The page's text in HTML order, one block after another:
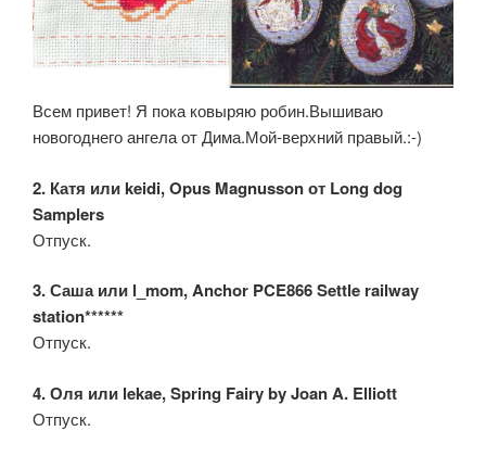
Всем привет! Я пока ковыряю робин.Вышиваю
новогоднего ангела от Дима.Мой-верхний правый.:-)
2. Катя или keidi, Opus Magnusson от Long dog
Samplers
Отпуск.
3. Саша или l_mom, Anchor PCE866 Settle railway
station******
Отпуск.
4. Оля или lekae, Spring Fairy by Joan A. Elliott
Отпуск.